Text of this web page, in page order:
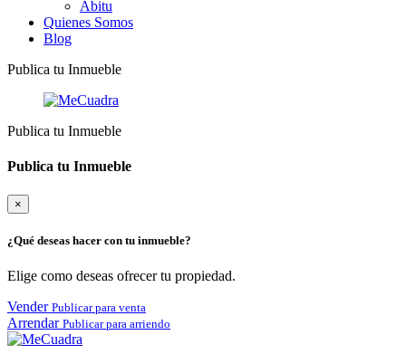
Abitu
Quienes Somos
Blog
Publica tu Inmueble
Publica tu Inmueble
Publica tu Inmueble
×
¿Qué deseas hacer con tu inmueble?
Elige como deseas ofrecer tu propiedad.
Vender Publicar para venta
Arrendar Publicar para arriendo